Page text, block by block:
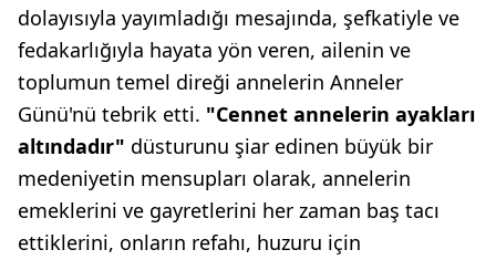
dolayısıyla yayımladığı mesajında, şefkatiyle ve
fedakarlığıyla hayata yön veren, ailenin ve
toplumun temel direği annelerin Anneler
Günü'nü tebrik etti. "Cennet annelerin ayakları
altındadır" düsturunu şiar edinen büyük bir
medeniyetin mensupları olarak, annelerin
emeklerini ve gayretlerini her zaman baş tacı
ettiklerini, onların refahı, huzuru için